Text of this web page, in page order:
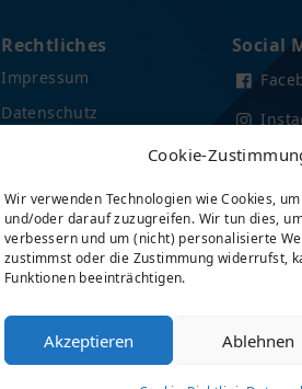
Cookie-
Wir verwenden Technologien wie Cookies,
und/oder darauf zuzugreifen. Wir tun dies,
verbessern und um (nicht) personalisierte
zustimmst oder die Zustimmung widerrufst,
Funktionen beeinträchtigen.
Akzeptieren Ablehnen
Rechtliches
Impressum
Datenschutz
Social